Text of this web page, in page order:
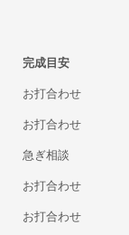
完成目安
お打合わせ
お打合わせ
急ぎ相談
お打合わせ
お打合わせ